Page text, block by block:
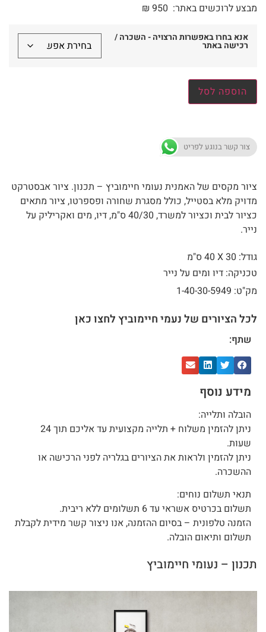
מבצע לרוכשים באתר:
₪ 950
אנא בחרו באפשרות הרצויה - השכרה /
רכישה באתר
הוספה לסל
צור קשר בנוגע לפריט
ציור מקסים של האמנית נעומי חיימוביץ – תכנון. ציור אבסטרקט
מדויק מלא בסטייל, כולל מסגרת שחורה ופספרטו, ציור מתאים
כציור לבית וכציור למשרד, 40/30 ס"מ, דיו, מים ואקריליק על
נייר.
גודל: 30 X
40 ס"מ
טכניקה: דיו ומים על נייר
מק"ט: 1-40-30-5949
לכל הציורים של נעמי חיימוביץ לחצו כאן
שתף:
מידע נוסף
הובלה ותלייה:
ניתן להזמין משלוח + תלייה מקצועית עד אליכם תוך 24
שעות.
ניתן להזמין ולראות את הציורים בגלריה לפני הרכישה או
ההשכרה.
תנאי תשלום נוחים:
תשלום בכרטיס אשראי עד 6 תשלומים ללא ריבית.
הזמנה טלפונית – בסיום ההזמנה, אנו ניצור קשר מידית לקבלת
תשלום ותיאום הובלה.
תכנון – נעומי חיימוביץ